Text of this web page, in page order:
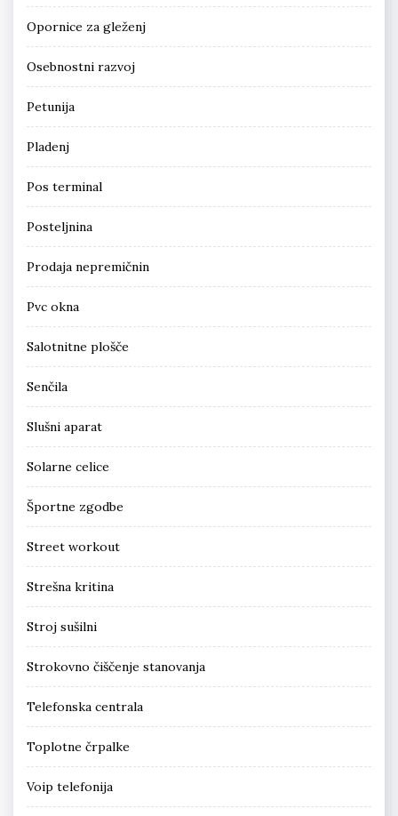
Opornice za gleženj
Osebnostni razvoj
Petunija
Pladenj
Pos terminal
Posteljnina
Prodaja nepremičnin
Pvc okna
Salotnitne plošče
Senčila
Slušni aparat
Solarne celice
Športne zgodbe
Street workout
Strešna kritina
Stroj sušilni
Strokovno čiščenje stanovanja
Telefonska centrala
Toplotne črpalke
Voip telefonija